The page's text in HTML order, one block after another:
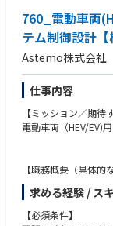
・プログラム収支
頼できる唯一の公式
・プログラム収支に
・プログラム収支の
・プログラムコント
●具体的な仕事内容
・管理システム導入
するプロジェクトに
を日本展開するため
・ポートフォリオ財
●この仕事を通じて
組み”を変える力
・グローバルNo.1ク
事業規模の変革を
・事業課題から出発
まらない成長機会があ
・基幹業務領域
テーマを横断して経
・経営/事業部門と直
を広げられます
・中途入社者も多く
る環境です
・事業側との距離が
ります
【歓迎】
・経営管理・データ
見
・グローバル環境に
・DevOps、CI/CD
・事業戦略・業務改
・エンタープライズ
方
・複雑な要件を整理
・ビジネス人材やベ
られる方
760_電動車両
テム制御設計【
Astemo株式会社
仕事内容
【ミッション／期待
電動車両（HEV/EV)
【職務概要（具体的
・システム制御設計/
・顧客要求仕様書か
・機能安全設計、機
求める経験 / ス
【必須条件】